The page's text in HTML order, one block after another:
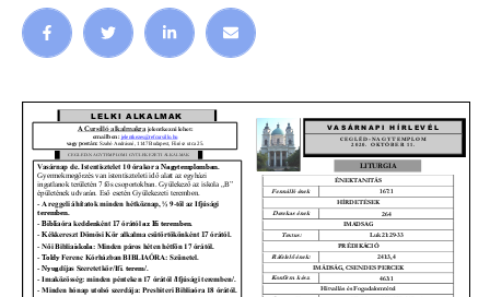
Perlaki Zsombor, …